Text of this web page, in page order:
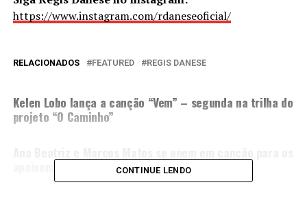
https://www.instagram.com/rdaneseoficial/
RELACIONADOS FEATURED REGIS DANESE
Kelen Lobo lança a canção “Vem” – segunda na trilha do
projeto “O Caminho”
apaixonados; ouça “Um Dia”CONTINUE LENDO